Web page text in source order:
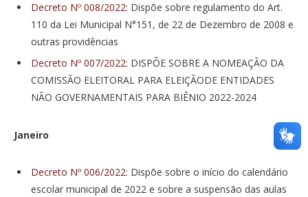
Decreto Nº 008/2022: Dispõe sobre regulamento do Art.
110 da Lei Municipal N°151, de 22 de Dezembro de 2008 e
outras providências
Decreto Nº 007/2022: DISPÕE SOBRE A NOMEAÇÃO DA
COMISSÃO ELEITORAL PARA ELEIÇÃODE ENTIDADES
NÃO GOVERNAMENTAIS PARA BIÊNIO 2022-2024
Janeiro
Decreto Nº 006/2022: Dispõe sobre o início do calendário
escolar municipal de 2022 e sobre a suspensão das aulas